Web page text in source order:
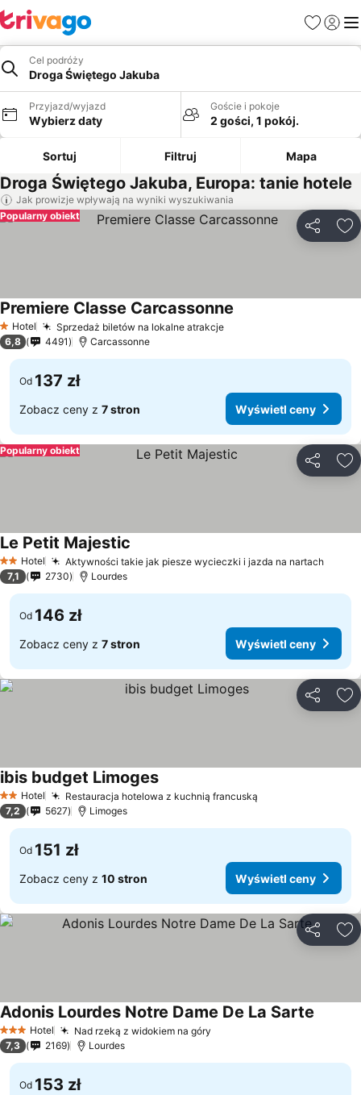
Ulubione
Cel podróży
Droga Świętego Jakuba
Przyjazd/wyjazd
Wybierz daty
Goście i pokoje
2 gości, 1 pokój.
Sortuj Filtruj Mapa
Droga Świętego Jakuba, Europa: tanie hotele
Jak prowizje wpływają na wyniki wyszukiwania
Popularny obiekt
1 Kategoria
Hotel Sprzedaż biletów na lokalne atrakcje
Premiere Classe Carcassonne
6,8 4491 Carcassonne
Od 137 zł
Zobacz ceny z 7 stron Wyświetl ceny
Popularny obiekt
2 Kategoria
Hotel Aktywności takie jak piesze wycieczki i jazda na nartach
Le Petit Majestic
7,1 2730 Lourdes
Od 146 zł
Zobacz ceny z 7 stron Wyświetl ceny
2 Kategoria
Hotel Restauracja hotelowa z kuchnią francuską
ibis budget Limoges
7,2 5627 Limoges
Od 151 zł
Zobacz ceny z 10 stron Wyświetl ceny
3 Kategoria
Hotel Nad rzeką z widokiem na góry
Adonis Lourdes Notre Dame De La Sarte
7,3 2169 Lourdes
Od 153 zł